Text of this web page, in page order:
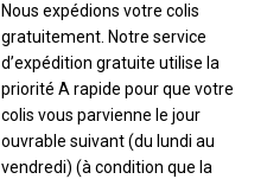
Nous expédions votre colis
gratuitement. Notre service
d’expédition gratuite utilise la
priorité A rapide pour que votre
colis vous parvienne le jour
ouvrable suivant (du lundi au
vendredi) (à condition que la